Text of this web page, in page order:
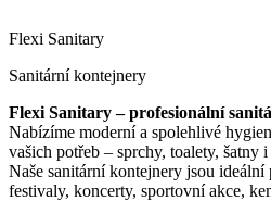
Flexi Sanitary
Sanitární kontejnery
Flexi Sanitary – profesionální
Nabízíme moderní a spolehlivé
vašich potřeb – sprchy, toalety, šatny
Naše sanitární kontejnery jsou
festivaly, koncerty, sportovní akce,